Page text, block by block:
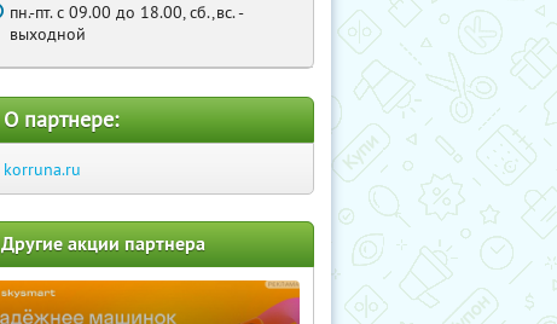
пн.-пт. с 09.00 до 18.00, сб.,вс. -
выходной
О партнере:
korruna.ru
Другие акции партнера